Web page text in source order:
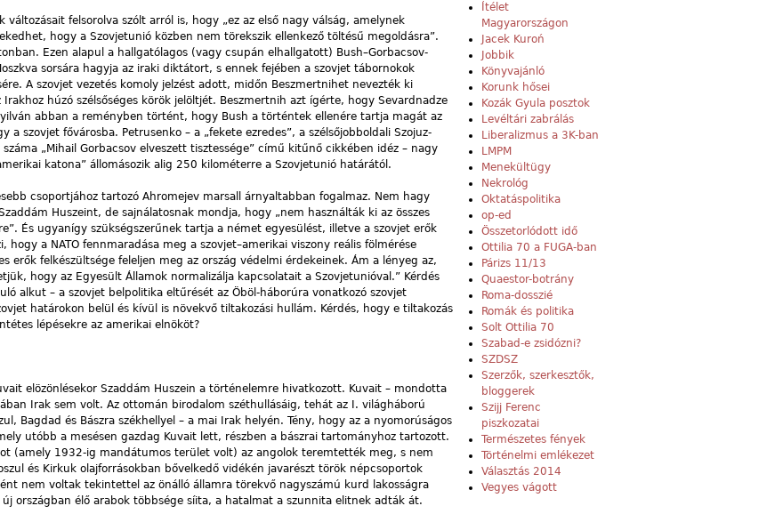
felsorolva szólt arról is, hogy „ez az első nagy válság, amelynek
hogy a Szovjetunió közben nem törekszik ellenkező töltésű megoldásra”.
Ezen alapul a hallgatólagos (vagy csupán elhallgatott) Bush–Gorbacsov-
sorsára hagyja az iraki diktátort, s ennek fejében a szovjet tábornokok
A szovjet vezetés komoly jelzést adott, midőn Beszmertnihet nevezték ki
húzó szélsőséges körök jelöltjét. Beszmertnih azt ígérte, hogy Sevardnadze
abban a reményben történt, hogy Bush a történtek ellenére tartja magát az
szovjet fővárosba. Petrusenko – a „fekete ezredes”, a szélsőjobboldali Szojuz-
„Mihail Gorbacsov elveszett tisztessége” című kitűnő cikkében idéz – nagy
katona” állomásozik alig 250 kilométerre a Szovjetunió határától.
csoportjához tartozó Ahromejev marsall árnyaltabban fogalmaz. Nem hagy
Huszeint, de sajnálatosnak mondja, hogy „nem használták ki az összes
És ugyanígy szükségszerűnek tartja a német egyesülést, illetve a szovjet erők
hogy a NATO fennmaradása meg a szovjet–amerikai viszony reális fölmérése
erők felkészültsége feleljen meg az ország védelmi érdekeinek. Ám a lényeg az,
hogy az Egyesült Államok normalizálja kapcsolatait a Szovjetunióval.” Kérdés
alkut – a szovjet belpolitika eltűrését az Öböl-háborúra vonatkozó szovjet
határokon belül és kívül is növekvő tiltakozási hullám. Kérdés, hogy e tiltakozás
lépésekre az amerikai elnököt?
elözönlésekor Szaddám Huszein a történelemre hivatkozott. Kuvait – mondotta
Irak sem volt. Az ottomán birodalom széthullásáig, tehát az I. világháború
Bagdad és Bászra székhellyel – a mai Irak helyén. Tény, hogy az a nyomorúságos
utóbb a mesésen gazdag Kuvait lett, részben a bászrai tartományhoz tartozott.
(amely 1932-ig mandátumos terület volt) az angolok teremtették meg, s nem
és Kirkuk olajforrásokban bővelkedő vidékén javarészt török népcsoportok
nem voltak tekintettel az önálló államra törekvő nagyszámú kurd lakosságra
országban élő arabok többsége síita, a hatalmat a szunnita elitnek adták át.
Ítélet
Magyarországon
Jacek Kuroń
Jobbik
Könyvajánló
Korunk hősei
Kozák Gyula posztok
Levéltári zabrálás
Liberalizmus a 3K-ban
LMPM
Menekültügy
Nekrológ
Oktatáspolitika
op-ed
Összetorlódott idő
Ottilia 70 a FUGA-ban
Párizs 11/13
Quaestor-botrány
Roma-dosszié
Romák és politika
Solt Ottilia 70
Szabad-e zsidózni?
SZDSZ
Szerzők, szerkesztők,
bloggerek
Szijj Ferenc
piszkozatai
Természetes fények
Történelmi emlékezet
Választás 2014
Vegyes vágott